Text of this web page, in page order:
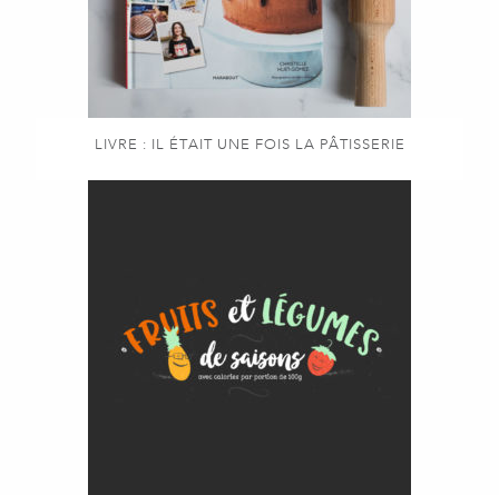
LIVRE : IL ÉTAIT UNE FOIS LA PÂTISSERIE